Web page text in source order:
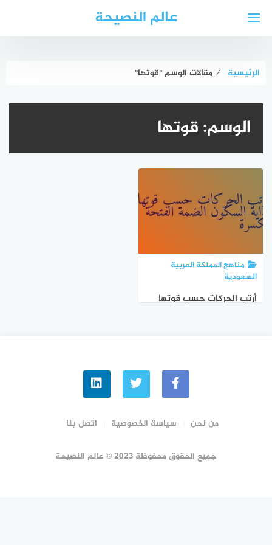
عالم النصيحة
الرئيسية ⁄ مقالات الوسم "قوتها"
الوسم:قوتها
مناهج المملكة العربية
السعودية
أرتب الحركات حسب قوتها
من نحن سياسة الخصوصية اتصل بنا
جميع الحقوق محفوظة 2023 © عالم النصيحة